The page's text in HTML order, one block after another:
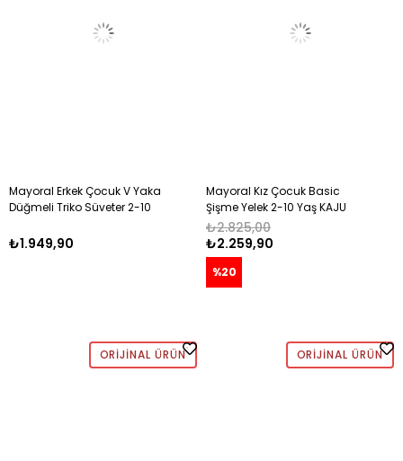
Mayoral Erkek Çocuk V Yaka
Düğmeli Triko Süveter 2-10
₺1.949,90
Mayoral Kız Çocuk Basic
Şişme Yelek 2-10 Yaş KAJU
₺2.259,90
₺2.825,00
%20
ORIJINAL ÜRÜN ORIJINAL ÜRÜN